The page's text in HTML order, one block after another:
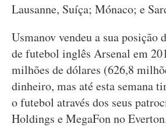
Lausanne, Suíça; Mónaco; e
Usmanov vendeu a sua posição
de futebol inglês Arsenal em
milhões de dólares (626,8
dinheiro, mas até esta semana
o futebol através dos seus
Holdings e MegaFon no